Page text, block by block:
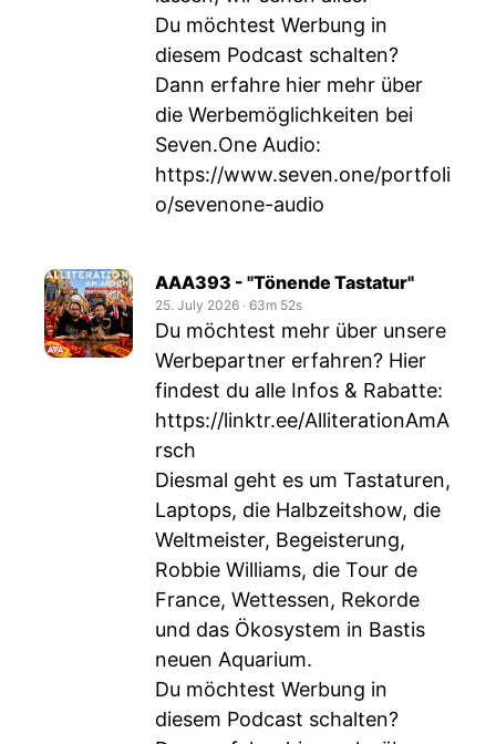
Du möchtest Werbung in
diesem Podcast schalten?
Dann erfahre hier mehr über
die Werbemöglichkeiten bei
Seven.One Audio:
https://www.seven.one/portfoli
o/sevenone-audio
AAA393 - "Tönende Tastatur"
25. July 2026 ‧ 63m 52s
Du möchtest mehr über unsere
Werbepartner erfahren? Hier
findest du alle Infos & Rabatte:
https://linktr.ee/AlliterationAmA
rsch
Diesmal geht es um Tastaturen,
Laptops, die Halbzeitshow, die
Weltmeister, Begeisterung,
Robbie Williams, die Tour de
France, Wettessen, Rekorde
und das Ökosystem in Bastis
neuen Aquarium.
Du möchtest Werbung in
diesem Podcast schalten?